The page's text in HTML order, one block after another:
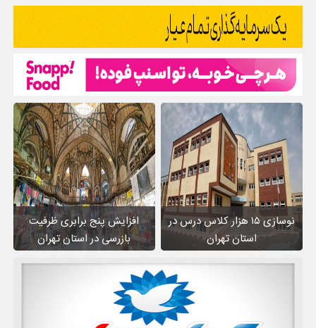
نوسازی ۱۵ هزار کلاس درس در
استان تهران
افزایش پنج برابری ظرفیت
بازرسی در استان تهران